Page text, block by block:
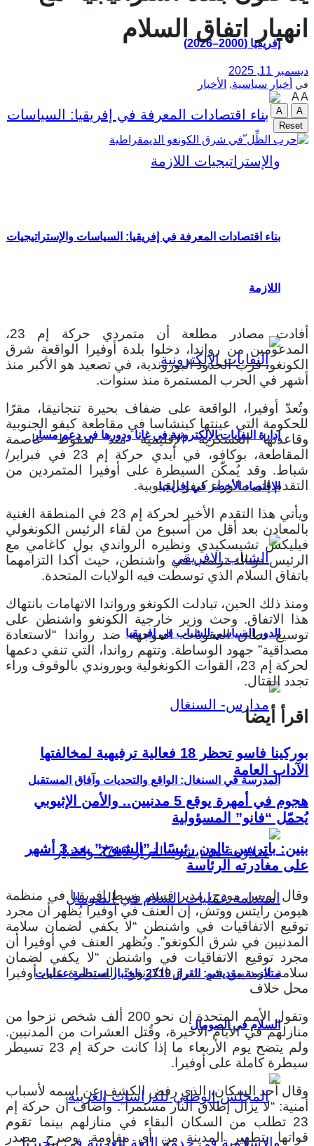
إفريقيا (2000–2026)
بناء اقتصادات المعرفة في إفريقيا: السياسات والإستراتيجيات
اللازمة
إدارة النفايات الإلكترونية في غانا ودورها في دعم مسار
الاقتصاد الأخضر في إفريقيا
الدور السياسي للشباب في إفريقيا
المدرسة في السنغال: الواقع والتحديات وآفاق المستقبل
متلازمة مقديشو: القرار 2719 واختبار استدامة عمليات
السلام في الصومال
انهيار اتفاق السلام
ديسمبر 11, 2025
في أخبار سياسية, الأخبار
AA
A
A
Reset
أفادت مصادر مطلعة أن متمردي حركة إم 23،
المدعومين من رواندا، دخلوا بلدة أوفيرا الواقعة شرق
الكونغو، قرب الحدود البوروندية، في تصعيد هو الأكبر منذ
أشهر في الحرب المستمرة منذ سنوات.
وتُعدّ أوفيرا، الواقعة على ضفاف بحيرة تنجانيقا، مقرًا
للحكومة التي عينتها كينشاسا في مقاطعة كيفو الجنوبية
وقاعدتها العسكرية الإقليمية منذ سقوط عاصمة
المقاطعة، بوكافو، في أيدي حركة إم 23 في فبراير/
شباط. وقد يُمكّن السيطرة على أوفيرا المتمردين من
التقدم إلى ما وراء كيفو الجنوبية.
ويأتي هذا التقدم الأخير لحركة إم 23 في المنطقة الغنية
بالمعادن بعد أقل من أسبوع من لقاء الرئيس الكونغولي
فيليكس تشيسكيدي ونظيره الرواندي بول كاغامي مع
الرئيس دونالد ترامب في واشنطن، حيث أكدا التزامهما
باتفاق السلام الذي توسطت فيه الولايات المتحدة.
ومنذ ذلك الحين، تبادلت الكونغو ورواندا الاتهامات بانتهاك
هذا الاتفاق. وحث وزير خارجية الكونغو واشنطن على
توسيع نطاق العقوبات الموجهة ضد رواندا “لاستعادة
مصداقية” جهود الوساطة. وتتهم رواندا، التي تنفي دعمها
لحركة إم 23، القوات الكونغولية وبوروندي بالوقوف وراء
تجدد القتال.
اقرأ أيضا
بوركينا فاسو تحظر 18 فعالية ترفيهية لمخالفتها
الآداب العامة
هجوم في أمهرة يوقع 5 مدنيين.. والأمن الإثيوبي
يُحمّل “فانو” المسؤولية
بنين: باتريس تالون رئيسًا لـ”الشيوخ” بعد 3 أشهر
على مغادرته الرئاسة
وقال لويس مودج، مدير قسم وسط إفريقيا في منظمة
هيومن رايتس ووتش، إن العنف في أوفيرا يُظهر أن مجرد
توقيع الاتفاقيات في واشنطن “لا يكفي لضمان سلامة
المدنيين في شرق الكونغو”. ويُظهر العنف في أوفيرا أن
مجرد توقيع الاتفاقيات في واشنطن “لا يكفي لضمان
سلامة المدنيين في شرق الكونغو”. السيطرة على أوفيرا
محل خلاف
وتقول الأمم المتحدة إن نحو 200 ألف شخص نزحوا من
منازلهم في الأيام الأخيرة، وقُتل العشرات من المدنيين.
ولم يتضح يوم الأربعاء ما إذا كانت حركة إم 23 تسيطر
سيطرة كاملة على أوفيرا.
وقال أحد السكان، الذي رفض الكشف عن اسمه لأسباب
أمنية: “لا يزال إطلاق النار مستمراً”. وأضاف أن حركة إم
23 تطلب من السكان البقاء في منازلهم بينما تقوم
قواتها بتطهير المدينة من أي مقاومة. وصرح مصدر